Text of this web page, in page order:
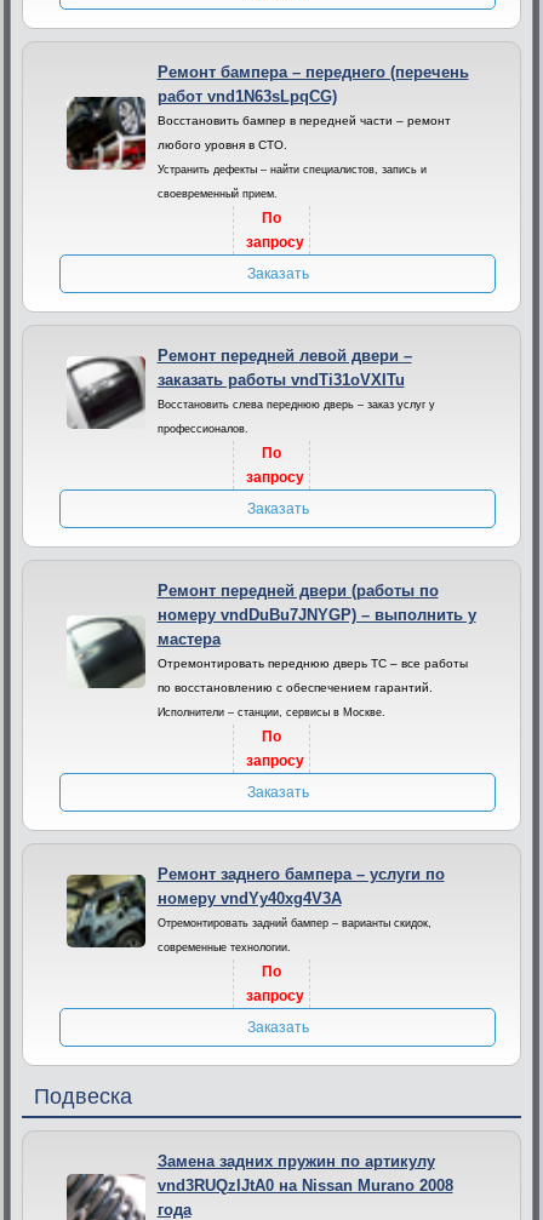
Ремонт бампера – переднего (перечень
работ vnd1N63sLpqCG)
Восстановить бампер в передней части – ремонт
любого уровня в СТО.
Устранить дефекты – найти специалистов, запись и
своевременный прием.
По
запросу
Заказать
Ремонт передней левой двери –
заказать работы vndTi31oVXITu
Восстановить слева переднюю дверь – заказ услуг у
профессионалов.
По
запросу
Заказать
Ремонт передней двери (работы по
номеру vndDuBu7JNYGP) – выполнить у
мастера
Отремонтировать переднюю дверь ТС – все работы
по восстановлению с обеспечением гарантий.
Исполнители – станции, сервисы в Москве.
По
запросу
Заказать
Ремонт заднего бампера – услуги по
номеру vndYy40xg4V3A
Отремонтировать задний бампер – варианты скидок,
современные технологии.
По
запросу
Заказать
Подвеска
Замена задних пружин по артикулу
vnd3RUQzlJtA0 на Nissan Murano 2008
года